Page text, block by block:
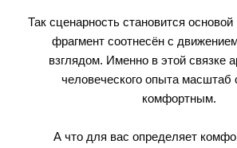
Так сценарность становится
фрагмент соотнесён с
взглядом. Именно в этой связке
человеческого опыта масштаб
комфортным.
А что для вас определяет